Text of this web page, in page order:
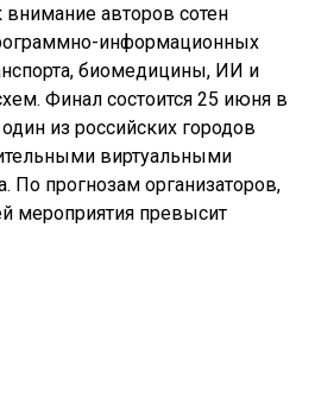
авторов сотен
информационных
биомедицины, ИИ и
Финал состоится 25 июня в
из российских городов
виртуальными
По прогнозам организаторов,
мероприятия превысит